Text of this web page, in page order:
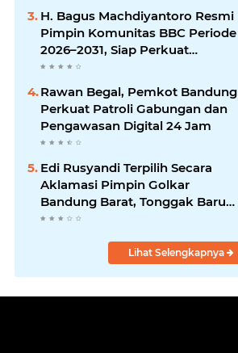
H. Bagus Machdiyantoro Resmi
Pimpin Komunitas BBC Periode
2026–2031, Siap Perkuat
Solidaritas dan Hadirkan
Program Nyata untuk
Masyarakat
Rawan Begal, Pemkot Bandung
Perkuat Patroli Gabungan dan
Pengawasan Digital 24 Jam
Edi Rusyandi Terpilih Secara
Aklamasi Pimpin Golkar
Bandung Barat, Tonggak Baru
Kepemimpinan Harmonis
Lihat Selengkapnya